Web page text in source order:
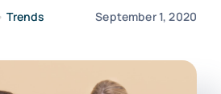
Trends September 1, 2020